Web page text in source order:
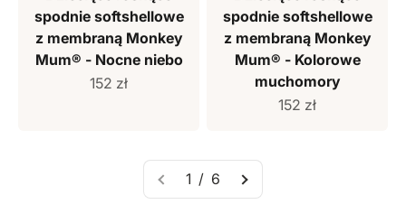
spodnie softshellowe
z membraną Monkey
Mum® - Nocne niebo
Cena sprzedaży
152 zł
spodnie softshellowe
z membraną Monkey
Mum® - Kolorowe
muchomory
Cena sprzedaży
152 zł
1 / 6